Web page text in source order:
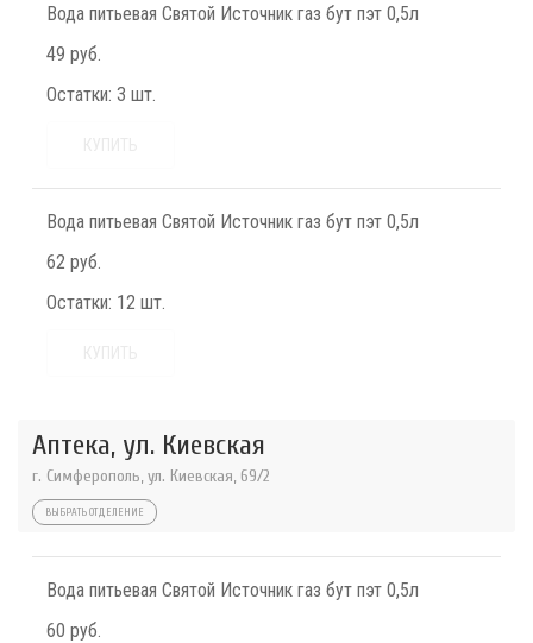
Вода питьевая Святой Источник газ бут пэт 0,5л
49 руб.
Остатки: 3 шт.
Вода питьевая Святой Источник газ бут пэт 0,5л
62 руб.
Остатки: 12 шт.
Аптека, ул. Киевская
г. Симферополь, ул. Киевская, 69/2
ВЫБРАТЬ ОТДЕЛЕНИЕ
Вода питьевая Святой Источник газ бут пэт 0,5л
60 руб.